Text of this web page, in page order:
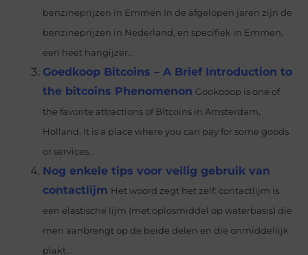
benzineprijzen in Emmen In de afgelopen jaren zijn de
benzineprijzen in Nederland, en specifiek in Emmen,
een heet hangijzer...
Goedkoop Bitcoins – A Brief Introduction to
the bitcoins Phenomenon Gookooop is one of
the favorite attractions of Bitcoins in Amsterdam,
Holland. It is a place where you can pay for some goods
or services...
Nog enkele tips voor veilig gebruik van
contactlijm Het woord zegt het zelf: contactlijm is
een elastische lijm (met oplosmiddel op waterbasis) die
men aanbrengt op de beide delen en die onmiddellijk
plakt...